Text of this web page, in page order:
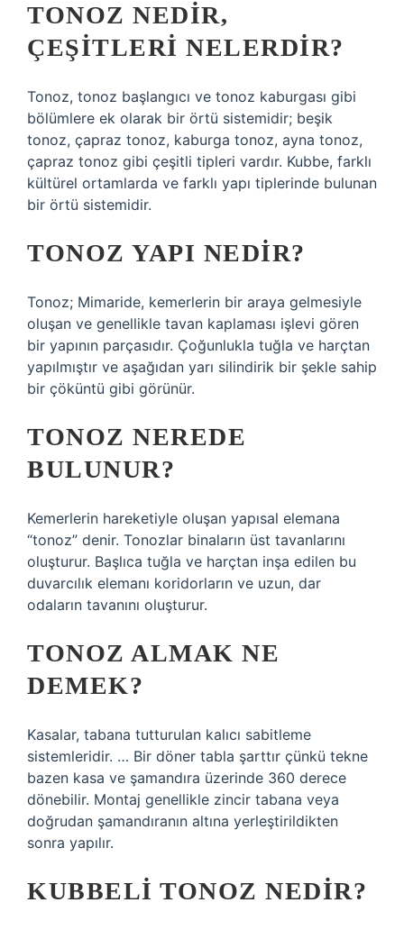
TONOZ NEDIR,
ÇEŞITLERI NELERDIR?
Tonoz, tonoz başlangıcı ve tonoz kaburgası gibi
bölümlere ek olarak bir örtü sistemidir; beşik
tonoz, çapraz tonoz, kaburga tonoz, ayna tonoz,
çapraz tonoz gibi çeşitli tipleri vardır. Kubbe, farklı
kültürel ortamlarda ve farklı yapı tiplerinde bulunan
bir örtü sistemidir.
TONOZ YAPI NEDIR?
Tonoz; Mimaride, kemerlerin bir araya gelmesiyle
oluşan ve genellikle tavan kaplaması işlevi gören
bir yapının parçasıdır. Çoğunlukla tuğla ve harçtan
yapılmıştır ve aşağıdan yarı silindirik bir şekle sahip
bir çöküntü gibi görünür.
TONOZ NEREDE
BULUNUR?
Kemerlerin hareketiyle oluşan yapısal elemana
“tonoz” denir. Tonozlar binaların üst tavanlarını
oluşturur. Başlıca tuğla ve harçtan inşa edilen bu
duvarcılık elemanı koridorların ve uzun, dar
odaların tavanını oluşturur.
TONOZ ALMAK NE
DEMEK?
Kasalar, tabana tutturulan kalıcı sabitleme
sistemleridir. … Bir döner tabla şarttır çünkü tekne
bazen kasa ve şamandıra üzerinde 360 ​​derece
dönebilir. Montaj genellikle zincir tabana veya
doğrudan şamandıranın altına yerleştirildikten
sonra yapılır.
KUBBELI TONOZ NEDIR?